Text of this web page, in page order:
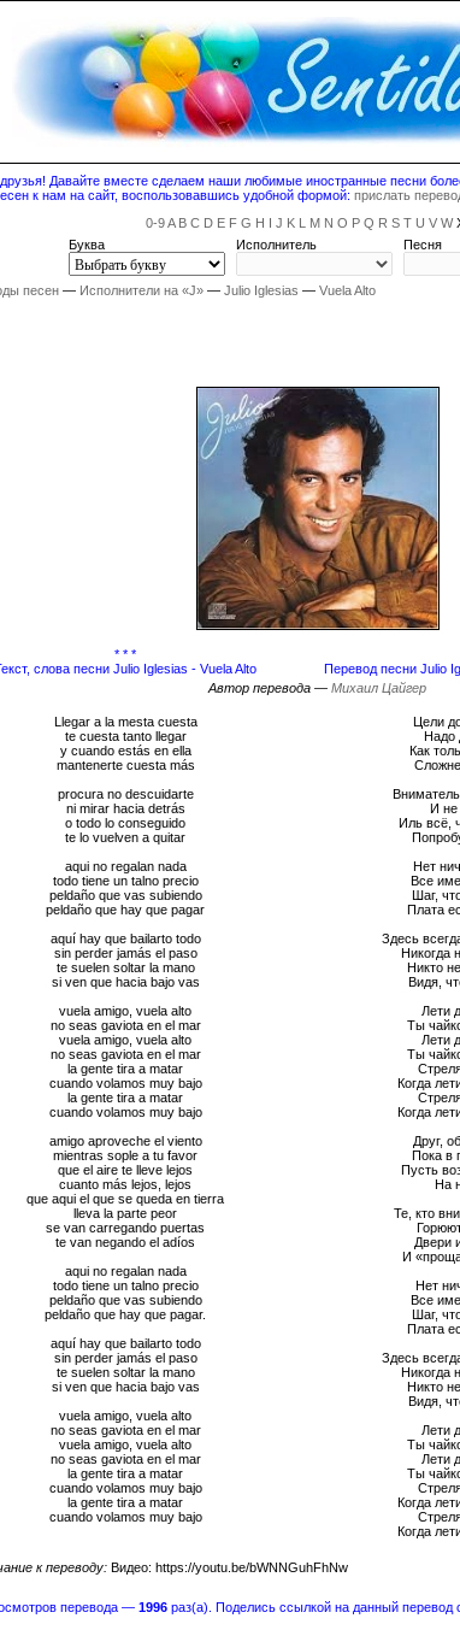
Давайте вместе сделаем наши любимые иностранные песни
к нам на сайт, воспользовавшись удобной формой: прислать
0-9A B C D E F G H I J K L M N O P Q R S T U V W
Буква
Исполнитель Песня
песен— Исполнители на «J»— Julio Iglesias — Vuela Alto
* * *
слова песни Julio Iglesias - Vuela Alto
Перевод песни Julio
Автор перевода — Михаил Цайгер
Llegar a la mesta cuesta
te cuesta tanto llegar
y cuando estás en ella
mantenerte cuesta más
procura no descuidarte
ni mirar hacia detrás
o todo lo conseguido
te lo vuelven a quitar
aqui no regalan nada
todo tiene un talno precio
peldaño que vas subiendo
peldaño que hay que pagar
aquí hay que bailarto todo
sin perder jamás el paso
te suelen soltar la mano
si ven que hacia bajo vas
vuela amigo, vuela alto
no seas gaviota en el mar
vuela amigo, vuela alto
no seas gaviota en el mar
la gente tira a matar
cuando volamos muy bajo
la gente tira a matar
cuando volamos muy bajo
amigo aproveche el viento
mientras sople a tu favor
que el aire te lleve lejos
cuanto más lejos, lejos
que aqui el que se queda en tierra
lleva la parte peor
se van carregando puertas
te van negando el adíos
aqui no regalan nada
todo tiene un talno precio
peldaño que vas subiendo
peldaño que hay que pagar.
aquí hay que bailarto todo
sin perder jamás el paso
te suelen soltar la mano
si ven que hacia bajo vas
vuela amigo, vuela alto
no seas gaviota en el mar
vuela amigo, vuela alto
no seas gaviota en el mar
la gente tira a matar
cuando volamos muy bajo
la gente tira a matar
cuando volamos muy bajo
Цели
Надо
Как
И не
Иль всё,
Нет
Все
Шаг,
Плата
Здесь
Никогда
Никто
Видя,
Лети
Ты
Лети
Ты
Когда
Когда
Друг,
Пока в
Пусть
На
Те, кто
Двери
И
Нет
Все
Шаг,
Плата
Здесь
Никогда
Никто
Видя,
Лети
Ты
Лети
Ты
Когда
Когда
к переводу:Видео: https://youtu.be/bWNNGuhFhNw
перевода — 1996 раз(а). Поделись ссылкой на данный перевод